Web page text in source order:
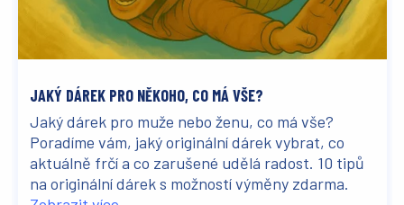
JAKÝ DÁREK PRO NĚKOHO, CO MÁ VŠE?
Jaký dárek pro muže nebo ženu, co má vše?
Poradíme vám, jaký originální dárek vybrat, co
aktuálně frčí a co zarušené udělá radost. 10 tipů
na originální dárek s možností výměny zdarma.